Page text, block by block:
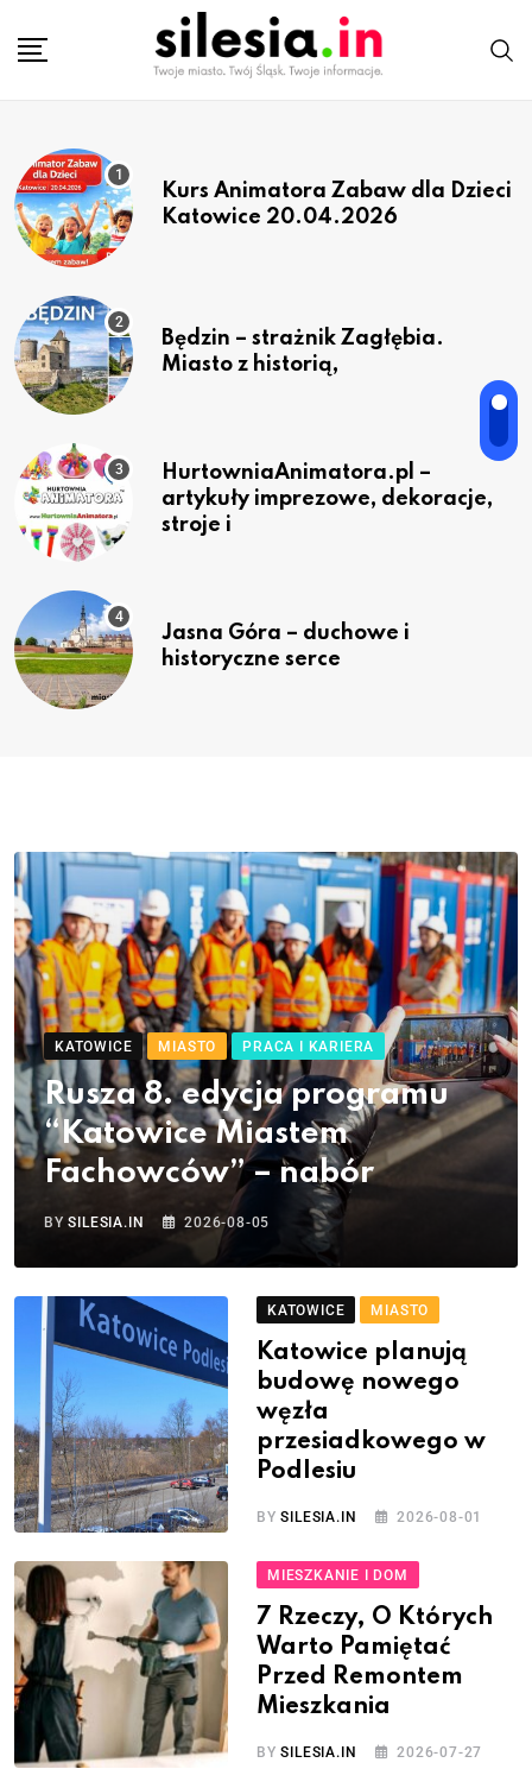
Kurs Animatora Zabaw dla Dzieci
Katowice 20.04.2026
Będzin – strażnik Zagłębia.
Miasto z historią,
HurtowniaAnimatora.pl –
artykuły imprezowe, dekoracje,
stroje i
Jasna Góra – duchowe i
historyczne serce
KATOWICE MIASTO PRACA I KARIERA
Rusza 8. edycja programu
“Katowice Miastem
Fachowców” – nabór
BYSILESIA.IN 2026-08-05
KATOWICE MIASTO
Katowice planują
budowę nowego
węzła
przesiadkowego w
Podlesiu
BYSILESIA.IN 2026-08-01
MIESZKANIE I DOM
7 Rzeczy, O Których
Warto Pamiętać
Przed Remontem
Mieszkania
BYSILESIA.IN 2026-07-27